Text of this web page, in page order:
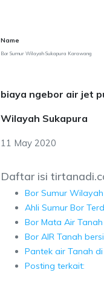
Name
Bor Sumur Wilayah Sukapura Karawang
biaya ngebor air jet
Wilayah Sukapura
11 May 2020
Daftar isi
Bor Sumur
Ahli Sumur Bor
Bor Mata Air
Bor AIR Tanah
Pantek air Tanah
Posting terkait: